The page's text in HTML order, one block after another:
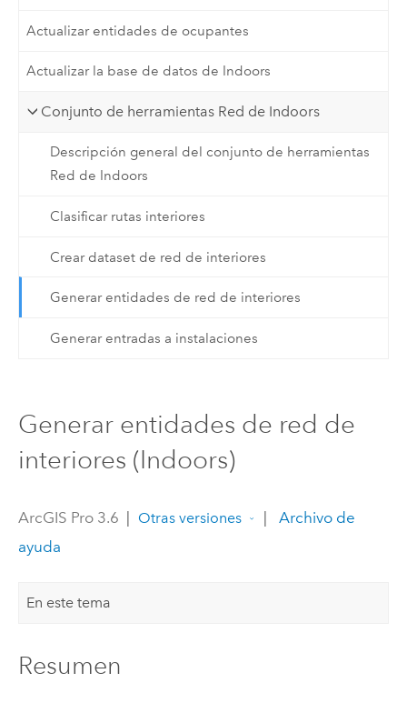
Actualizar entidades de ocupantes
Actualizar la base de datos de Indoors
Conjunto de herramientas Red de Indoors
Descripción general del conjunto de herramientas
Red de Indoors
Clasificar rutas interiores
Crear dataset de red de interiores
Generar entidades de red de interiores
Generar entradas a instalaciones
Generar entidades de red de
interiores (Indoors)
ArcGIS Pro 3.6 | Otras versiones |
Archivo de
ayuda
En este tema
Resumen